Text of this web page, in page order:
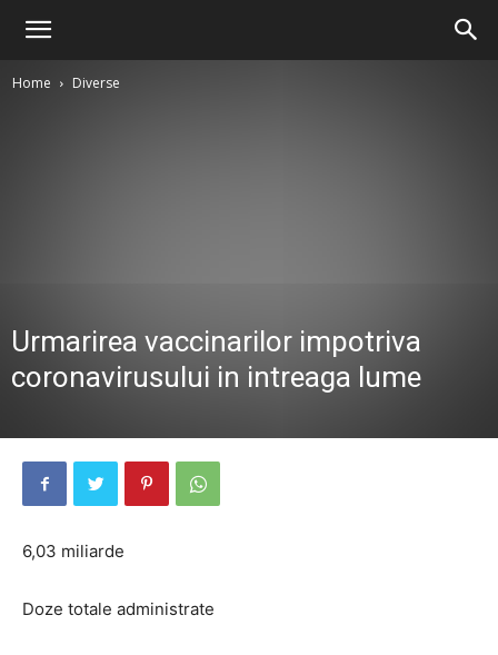
Home Diverse
Urmarirea vaccinarilor impotriva
coronavirusului in intreaga lume
6,03 miliarde
Doze totale administrate